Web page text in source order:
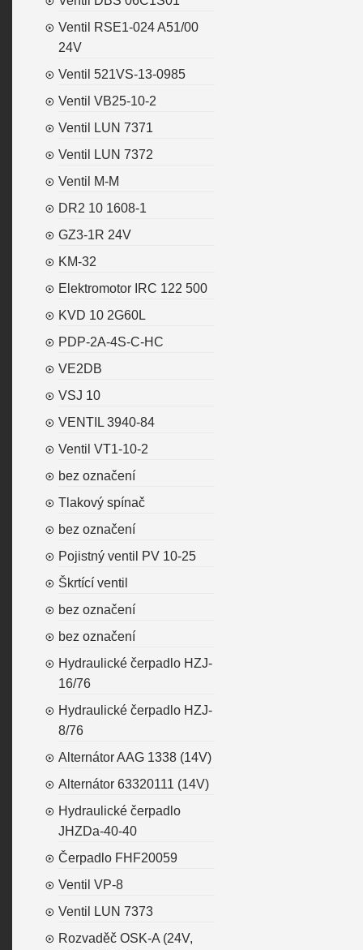
Ventil RSE1-024 A51/00
24V
Ventil 521VS-13-0985
Ventil VB25-10-2
Ventil LUN 7371
Ventil LUN 7372
Ventil M-M
DR2 10 1608-1
GZ3-1R 24V
KM-32
Elektromotor IRC 122 500
KVD 10 2G60L
PDP-2A-4S-C-HC
VE2DB
VSJ 10
VENTIL 3940-84
Ventil VT1-10-2
bez označení
Tlakový spínač
bez označení
Pojistný ventil PV 10-25
Škrtící ventil
bez označení
bez označení
Hydraulické čerpadlo HZJ-
16/76
Hydraulické čerpadlo HZJ-
8/76
Alternátor AAG 1338 (14V)
Alternátor 63320111 (14V)
Hydraulické čerpadlo
JHZDa-40-40
Čerpadlo FHF20059
Ventil VP-8
Ventil LUN 7373
Rozvaděč OSK-A (24V,